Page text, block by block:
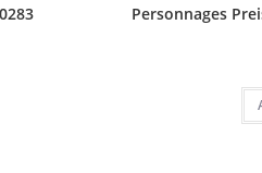
Personnages